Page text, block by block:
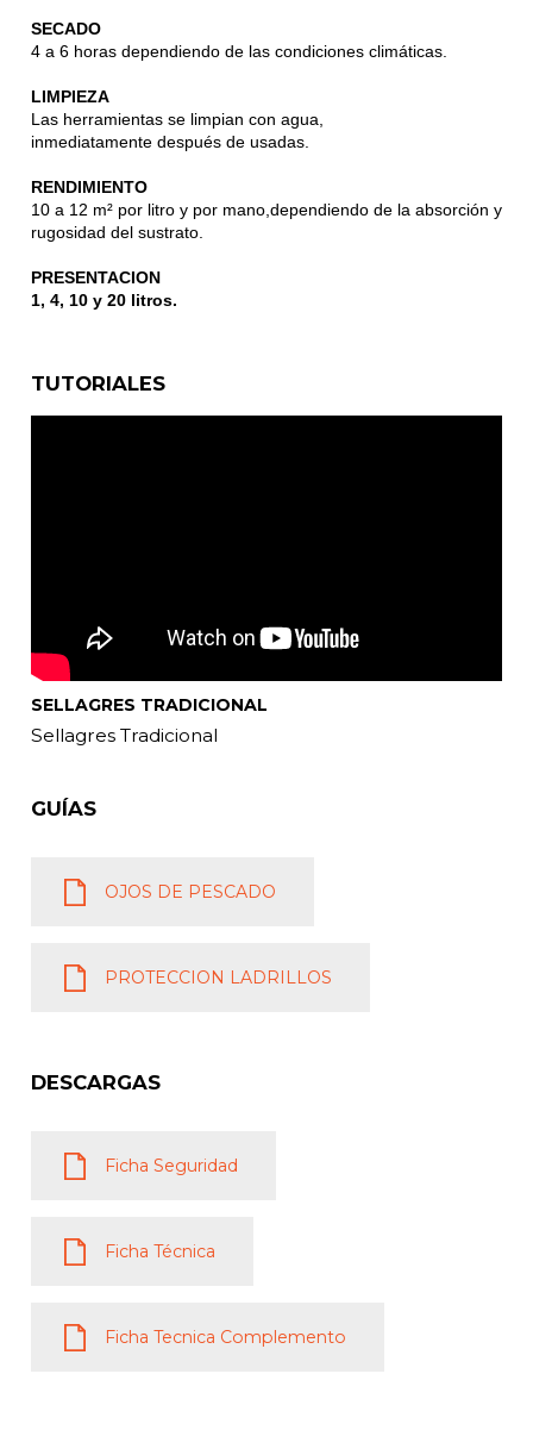
SECADO
4 a 6 horas dependiendo de las condiciones climáticas.
LIMPIEZA
Las herramientas se limpian con agua,
inmediatamente después de usadas.
RENDIMIENTO
10 a 12 m² por litro y por mano,dependiendo de la absorción y
rugosidad del sustrato.
PRESENTACION
1, 4, 10 y 20 litros.
TUTORIALES
SELLAGRES TRADICIONAL
Sellagres Tradicional
GUÍAS
OJOS DE PESCADO
PROTECCION LADRILLOS
DESCARGAS
Ficha Seguridad
Ficha Técnica
Ficha Tecnica Complemento